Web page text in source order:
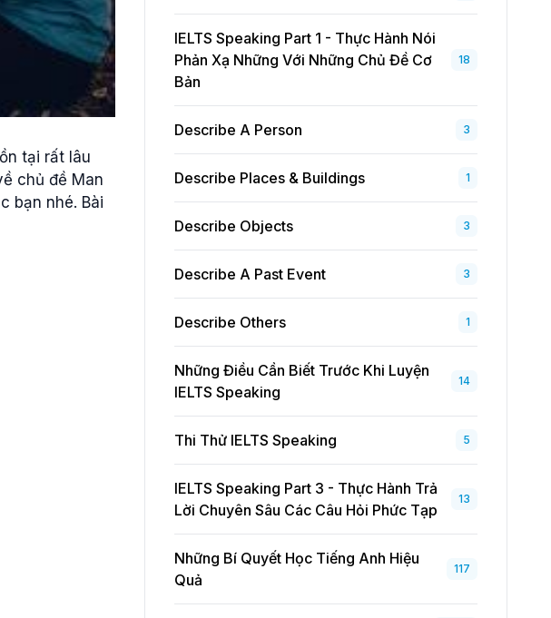
tại rất lâu
chủ đề Man
bạn nhé. Bài
IELTS Speaking Part 1 - Thực Hành Nói
Phản Xạ Những Với Những Chủ Đề Cơ
Bản
18
Describe A Person 3
Describe Places & Buildings 1
Describe Objects 3
Describe A Past Event 3
Describe Others 1
Những Điều Cần Biết Trước Khi Luyện
IELTS Speaking
14
Thi Thử IELTS Speaking 5
IELTS Speaking Part 3 - Thực Hành Trả
Lời Chuyên Sâu Các Câu Hỏi Phức Tạp
13
Những Bí Quyết Học Tiếng Anh Hiệu
Quả
117